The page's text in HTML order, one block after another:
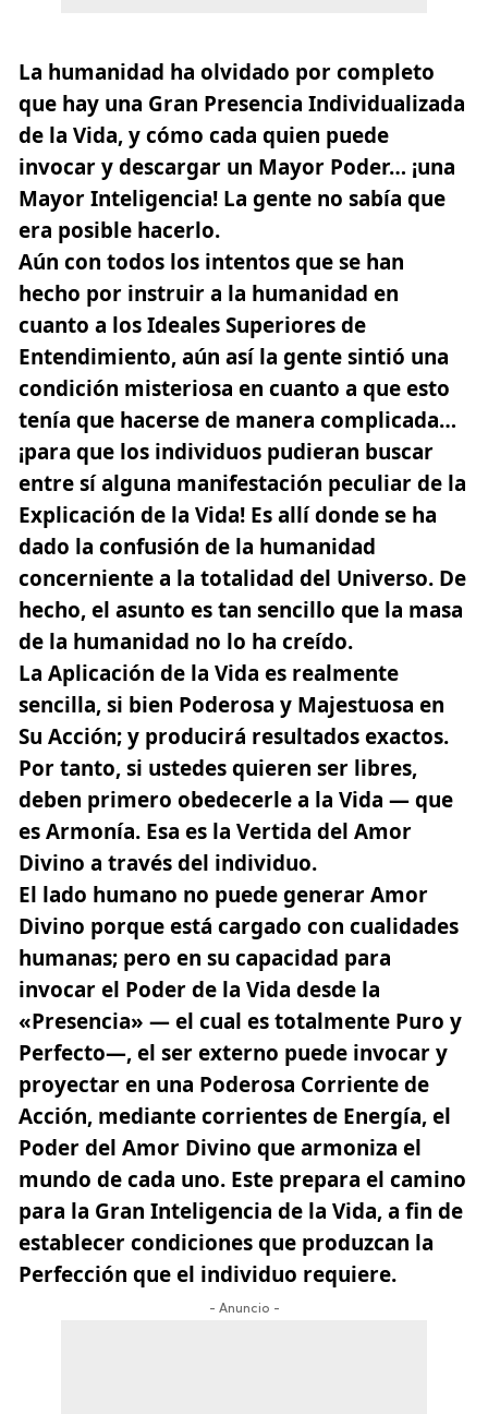
La humanidad ha olvidado por completo
que hay una Gran Presencia Individualizada
de la Vida, y cómo cada quien puede
invocar y descargar un Mayor Poder… ¡una
Mayor Inteligencia! La gente no sabía que
era posible hacerlo.
Aún con todos los intentos que se han
hecho por instruir a la humanidad en
cuanto a los Ideales Superiores de
Entendimiento, aún así la gente sintió una
condición misteriosa en cuanto a que esto
tenía que hacerse de manera complicada…
¡para que los individuos pudieran buscar
entre sí alguna manifestación peculiar de la
Explicación de la Vida! Es allí donde se ha
dado la confusión de la humanidad
concerniente a la totalidad del Universo. De
hecho, el asunto es tan sencillo que la masa
de la humanidad no lo ha creído.
La Aplicación de la Vida es realmente
sencilla, si bien Poderosa y Majestuosa en
Su Acción; y producirá resultados exactos.
Por tanto, si ustedes quieren ser libres,
deben primero obedecerle a la Vida — que
es Armonía. Esa es la Vertida del Amor
Divino a través del individuo.
El lado humano no puede generar Amor
Divino porque está cargado con cualidades
humanas; pero en su capacidad para
invocar el Poder de la Vida desde la
«Presencia» — el cual es totalmente Puro y
Perfecto—, el ser externo puede invocar y
proyectar en una Poderosa Corriente de
Acción, mediante corrientes de Energía, el
Poder del Amor Divino que armoniza el
mundo de cada uno. Este prepara el camino
para la Gran Inteligencia de la Vida, a fin de
establecer condiciones que produzcan la
Perfección que el individuo requiere.
- Anuncio -